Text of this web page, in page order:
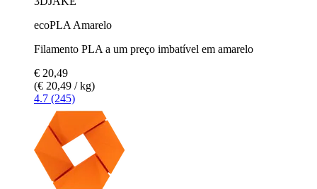
ecoPLA Amarelo
Filamento PLA a um preço imbatível em amarelo
€ 20,49
(€ 20,49 / kg)
4.7 (245)